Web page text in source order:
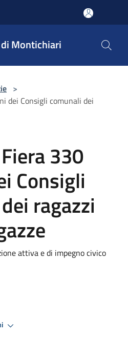
Montichiari
>
dei Consigli comunali dei
330
Consigli
ragazzi
attiva e di impegno civico